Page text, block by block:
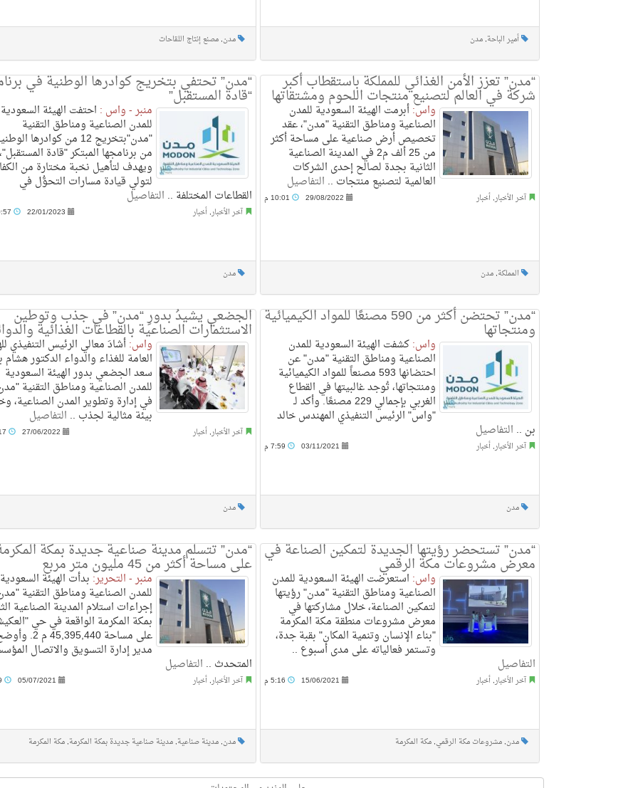
مدن,مصنع إنتاج اللقاحات أمير الباحة,مدن
“مدن” تحتفي بتخريج كوادرها الوطنية في
“قادة المستقبل”
منبر - واس : احتفت الهيئة السعودية
للمدن الصناعية ومناطق التقنية
"مدن"بتخريج 12 من كوادرها
من برنامجها المبتكر "قادة المستقبل"،
ويهدف لتأهيل نخبة مختارة من
لتولي قيادة مسارات التحوُّل في
القطاعات المختلفة .. التفاصيل
آخر الأخبار,أخبار 22/01/2023
مدن
“مدن” تعزز الأمن الغذائي للمملكة باستقطاب أكبر
شركة في العالم لتصنيع منتجات اللحوم ومشتقاتها
واس:أبرمت الهيئة السعودية للمدن
الصناعية ومناطق التقنية "مدن"، عقد
تخصيص أرض صناعية على مساحة أكثر
من 25 ألف م2 في المدينة الصناعية
الثانية بجدة لصالح إحدى الشركات
العالمية لتصنيع منتجات .. التفاصيل
آخر الأخبار,أخبار 29/08/2022
المملكة,مدن
الجضعي يشيدُ بدورِ “مدن” في جذب وتوطين
الاستثمارات الصناعية بالقطاعات الغذائية
واس:أشادَ معالي الرئيس التنفيذي
العامة للغذاء والدواء الدكتور هشام
سعد الجضعي بدور الهيئة السعودية
للمدن الصناعية ومناطق التقنية
في إدارة وتطوير المدن الصناعية،
بيئة مثالية لجذب .. التفاصيل
آخر الأخبار,أخبار 27/06/2022
مدن
“مدن” تحتضن أكثر من 590 مصنعًا للمواد الكيميائية
ومنتجاتها
واس:كشفت الهيئة السعودية للمدن
الصناعية ومناطق التقنية "مدن" عن
احتضانها 593 مصنعاً للمواد الكيميائية
ومنتجاتها، تُوجد غالبيتها في القطاع
الغربي بإجمالي 229 مصنعًا. وأكد لـ
"واس" الرئيس التنفيذي المهندس خالد
بن .. التفاصيل
آخر الأخبار,أخبار 03/11/2021
مدن
“مدن” تتسلم مدينة صناعية جديدة بمكة
على مساحة أكثر من 45 مليون متر مربع
منبر - التحرير: بدأت الهيئة السعودية
للمدن الصناعية ومناطق التقنية
إجراءات استلام المدينة الصناعية
بمكة المكرمة الواقعة في حي
على مساحة 45,395,440 م 2.
مدير إدارة التسويق والاتصال
المتحدث .. التفاصيل
آخر الأخبار,أخبار 05/07/2021
مدن,مدينة صناعية,مدينة صناعية جديدة بمكة المكرمة,مكة المكرمة
“مدن” تستحضر رؤيتها الجديدة لتمكين الصناعة في
معرض مشروعات مكة الرقمي
واس: استعرضت الهيئة السعودية للمدن
الصناعية ومناطق التقنية "مدن" رؤيتها
لتمكين الصناعة، خلال مشاركتها في
معرض مشروعات منطقة مكة المكرمة
"بناء الإنسان وتنمية المكان" بقبة جدة،
وتستمر فعالياته على مدى أسبوع ..
التفاصيل
آخر الأخبار,أخبار 15/06/2021
مدن,مشروعات مكة الرقمي,مكة المكرمة